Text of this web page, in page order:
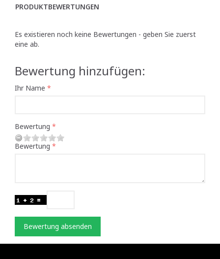
PRODUKTBEWERTUNGEN
Es existieren noch keine Bewertungen - geben Sie zuerst
eine ab.
Bewertung hinzufügen:
Ihr Name
Bewertung
Bewertung
Bewertung absenden